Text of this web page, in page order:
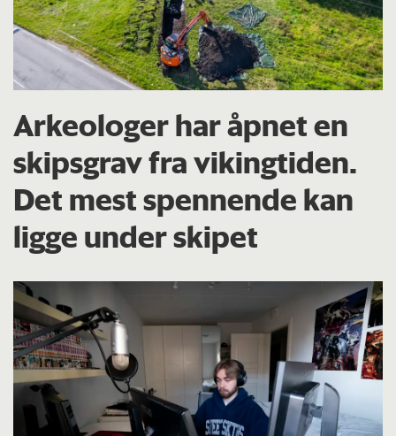
Arkeologer har åpnet en
skipsgrav fra vikingtiden.
Det mest spennende kan
ligge under skipet